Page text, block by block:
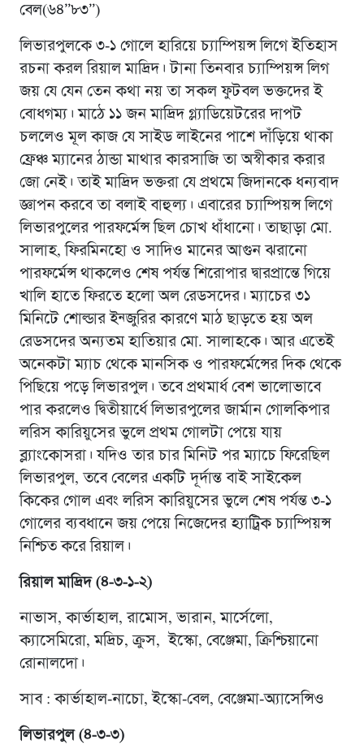
বেল(৬৪”৮৩”)
লিভারপুলকে ৩-১ গোলে হারিয়ে চ্যাম্পিয়ন্স লিগে ইতিহাস
রচনা করল রিয়াল মাদ্রিদ। টানা তিনবার চ্যাম্পিয়ন্স লিগ
জয় যে যেন তেন কথা নয় তা সকল ফুটবল ভক্তদের ই
বোধগম্য। মাঠে ১১ জন মাদ্রিদ গ্ল্যাডিয়েটরের দাপট
চললেও মূল কাজ যে সাইড লাইনের পাশে দাঁড়িয়ে থাকা
ফ্রেঞ্চ ম্যানের ঠান্ডা মাথার কারসাজি তা অস্বীকার করার
জো নেই। তাই মাদ্রিদ ভক্তরা যে প্রথমে জিদানকে ধন্যবাদ
জ্ঞাপন করবে তা বলাই বাহুল্য। এবারের চ্যাম্পিয়ন্স লিগে
লিভারপুলের পারফর্মেন্স ছিল চোখ ধাঁধানো। তাছাড়া মো.
সালাহ, ফিরমিনহো ও সাদিও মানের আগুন ঝরানো
পারফর্মেন্স থাকলেও শেষ পর্যন্ত শিরোপার দ্বারপ্রান্তে গিয়ে
খালি হাতে ফিরতে হলো অল রেডসদের। ম্যাচের ৩১
মিনিটে শোল্ডার ইন্জুরির কারণে মাঠ ছাড়তে হয় অল
রেডসদের অন্যতম হাতিয়ার মো. সালাহকে। আর এতেই
অনেকটা ম্যাচ থেকে মানসিক ও পারফর্মেন্সের দিক থেকে
পিছিয়ে পড়ে লিভারপুল। তবে প্রথমার্ধ বেশ ভালোভাবে
পার করলেও দ্বিতীয়ার্ধে লিভারপুলের জার্মান গোলকিপার
লরিস কারিয়ুসের ভুলে প্রথম গোলটা পেয়ে যায়
ব্ল্যাংকোসরা। যদিও তার চার মিনিট পর ম্যাচে ফিরেছিল
লিভারপুল, তবে বেলের একটি দূর্দান্ত বাই সাইকেল
কিকের গোল এবং লরিস কারিয়ুসের ভুলে শেষ পর্যন্ত ৩-১
গোলের ব্যবধানে জয় পেয়ে নিজেদের হ্যাট্রিক চ্যাম্পিয়ন্স
নিশ্চিত করে রিয়াল।
রিয়াল মাদ্রিদ (৪-৩-১-২)
নাভাস, কার্ভাহাল, রামোস, ভারান, মার্সেলো,
ক্যাসেমিরো, মদ্রিচ, ক্রুস, ইস্কো, বেঞ্জেমা, ক্রিশ্চিয়ানো
রোনালদো।
সাব : কার্ভাহাল-নাচো, ইস্কো-বেল, বেঞ্জেমা-অ্যাসেন্সিও
লিভারপুল (৪-৩-৩)